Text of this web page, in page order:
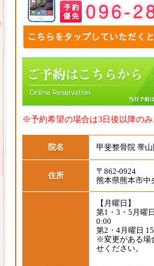
※予約希望の場合は3日後以降のみ
院名 甲斐整骨院 帯
住所
〒862-0924
熊本県熊本市中
【月曜日】
第1・3・5月曜
0:00
第2・4月曜日
※変更がある場
せください。